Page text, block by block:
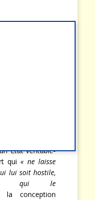
État véritable-
qui « ne laisse
lui soit hostile,
qui le
la conception